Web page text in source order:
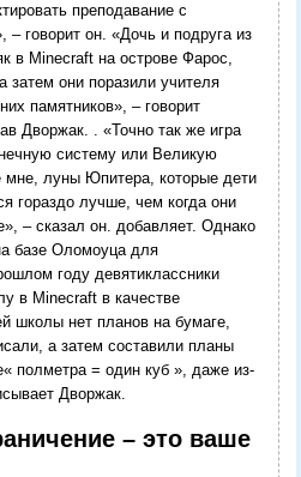
преподавание с
– говорит он. «Дочь и подруга из
в Minecraft на острове Фарос,
затем они поразили учителя
памятников», – говорит
Дворжак. . «Точно так же игра
систему или Великую
мне, луны Юпитера, которые дети
гораздо лучше, чем когда они
– сказал он. добавляет. Однако
базе Оломоуца для
году девятиклассники
в Minecraft в качестве
школы нет планов на бумаге,
а затем составили планы
полметра = один куб », даже из-
Дворжак.
– это ваше